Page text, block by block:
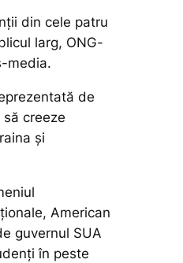
din cele patru
larg, ONG-
media.
de
creeze
și
American
guvernul SUA
în peste